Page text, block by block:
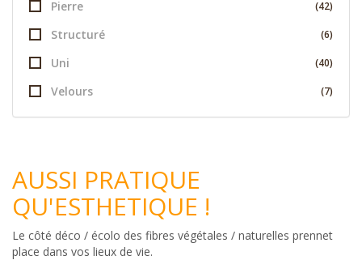
Pierre (42)
Structuré (6)
Uni (40)
Velours (7)
AUSSI PRATIQUE
QU'ESTHETIQUE !
Le côté déco / écolo des fibres végétales / naturelles prennet
place dans vos lieux de vie.